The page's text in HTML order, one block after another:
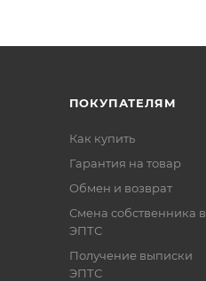
ПОКУПАТЕЛЯМ
Как купить
Гарантия на товар
Обмен и возврат
Смена собственника в
ЭПТС
Получение выписки
ЭПТС